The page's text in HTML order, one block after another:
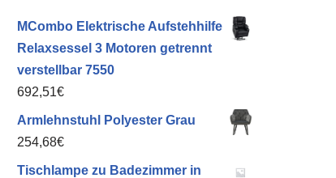
MCombo Elektrische Aufstehhilfe
Relaxsessel 3 Motoren getrennt
verstellbar 7550
692,51€
Armlehnstuhl Polyester Grau
254,68€
Tischlampe zu Badezimmer in